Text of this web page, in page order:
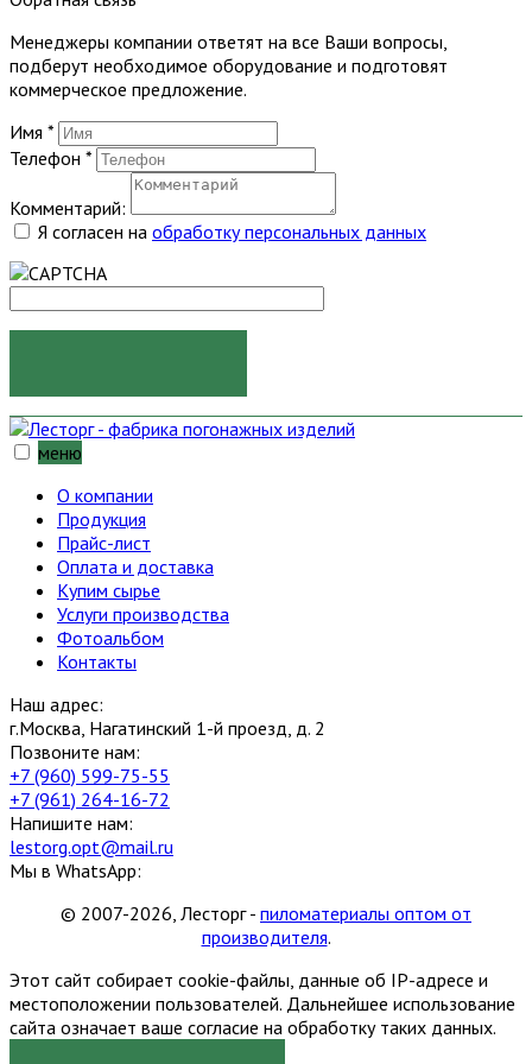
Менеджеры компании ответят на все Ваши вопросы,
подберут необходимое оборудование и подготовят
коммерческое предложение.
Имя *
Телефон *
Комментарий:
Я согласен на обработку персональных данных
меню
О компании
Продукция
Прайс-лист
Оплата и доставка
Купим сырье
Услуги производства
Фотоальбом
Контакты
Наш адрес:
г.Москва, Нагатинский 1-й проезд, д. 2
Позвоните нам:
+7 (960) 599-75-55
+7 (961) 264-16-72
Напишите нам:
lestorg.opt@mail.ru
Мы в WhatsApp:
© 2007-2026, Лесторг - пиломатериалы оптом от
производителя.
Этот сайт собирает cookie-файлы, данные об IP-адресе и
местоположении пользователей. Дальнейшее использование
сайта означает ваше согласие на обработку таких данных.